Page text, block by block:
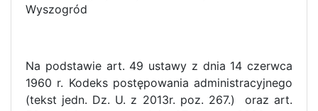
Wyszogród
Na podstawie art. 49 ustawy z dnia 14 czerwca
1960 r. Kodeks postępowania administracyjnego
(tekst jedn. Dz. U. z 2013r. poz. 267.) oraz art.